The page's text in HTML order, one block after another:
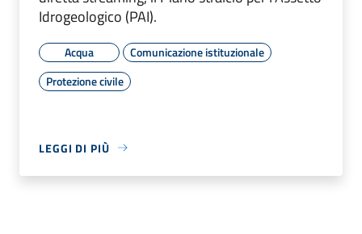
Idrogeologico (PAI).
Acqua
Comunicazione istituzionale
Protezione civile
LEGGI DI PIÙ